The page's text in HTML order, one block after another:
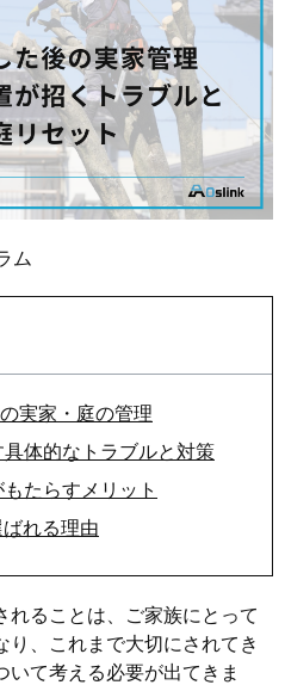
ム
実家・庭の管理
体的なトラブルと対策
たらすメリット
れる理由
れることは、ご家族にとって
、これまで大切にされてき
て考える必要が出てきま